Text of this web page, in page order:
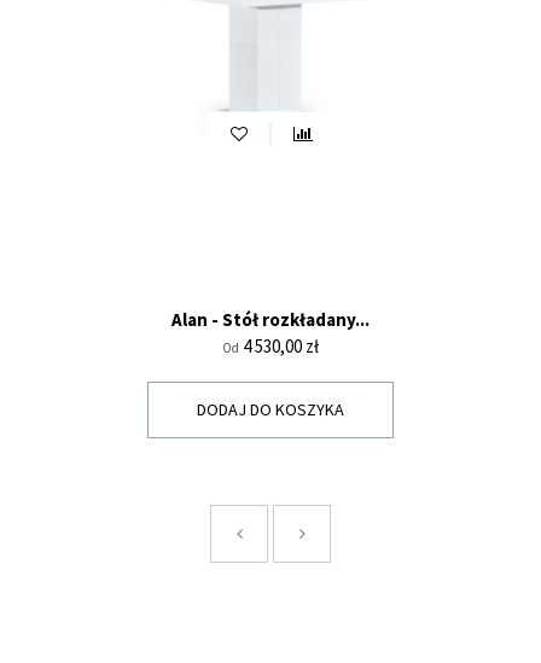
Alan - Stół rozkładany...
Od Cena
4 530,00 zł
DODAJ DO KOSZYKA